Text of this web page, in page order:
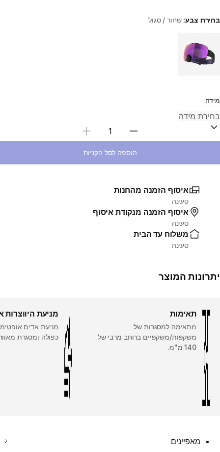
בחירת צבע:שחור / סגול
מידה
בחירת כמות
הוספה לסל הקניות
איסוף הזמנה מהחנות
טעינה
איסוף הזמנה מנקודת איסוף
טעינה
משלוח עד הבית
טעינה
יתרונות המוצר
תאימות
מתאימה למסגרות של
משקפות/משקפיים ברוחב מרבי של
140 מ"מ.
מניעת היווצרות
מניעת אדים
כפולה ומסגרת
מאפיינים